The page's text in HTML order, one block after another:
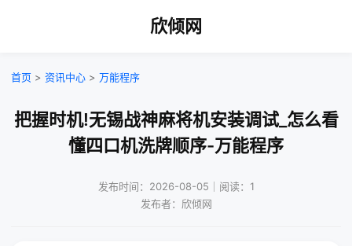
欣倾网
首页 > 资讯中心 > 万能程序
把握时机!无锡战神麻将机安装调试_怎么看
懂四口机洗牌顺序-万能程序
发布时间：2026-08-05｜阅读：1
发布者：欣倾网